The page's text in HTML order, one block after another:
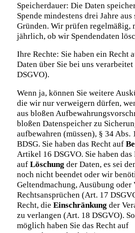
Speicherdauer: Die Daten
Spende mindestens drei Jahre
Gründen. Wir prüfen regelmäßig,
jährlich, ob wir Spendendaten
Ihre Rechte: Sie haben ein Recht
Daten über Sie bei uns
DSGVO).
Wenn ja, können Sie weitere
die wir nur verweigern dürfen,
aus bloßen
bloßen Datenspeicher zu
aufbewahren (müssen), § 34 Abs.
BDSG. Sie haben das Recht auf
Artikel 16 DSGVO. Sie haben das
auf Löschung der Daten, es sei
noch nicht beendet oder wir
Geltendmachung, Ausübung
Rechtsansprüchen (Art. 17
Recht, die Einschränkung der
zu verlangen (Art. 18 DSGVO).
möglich haben Sie das Recht auf